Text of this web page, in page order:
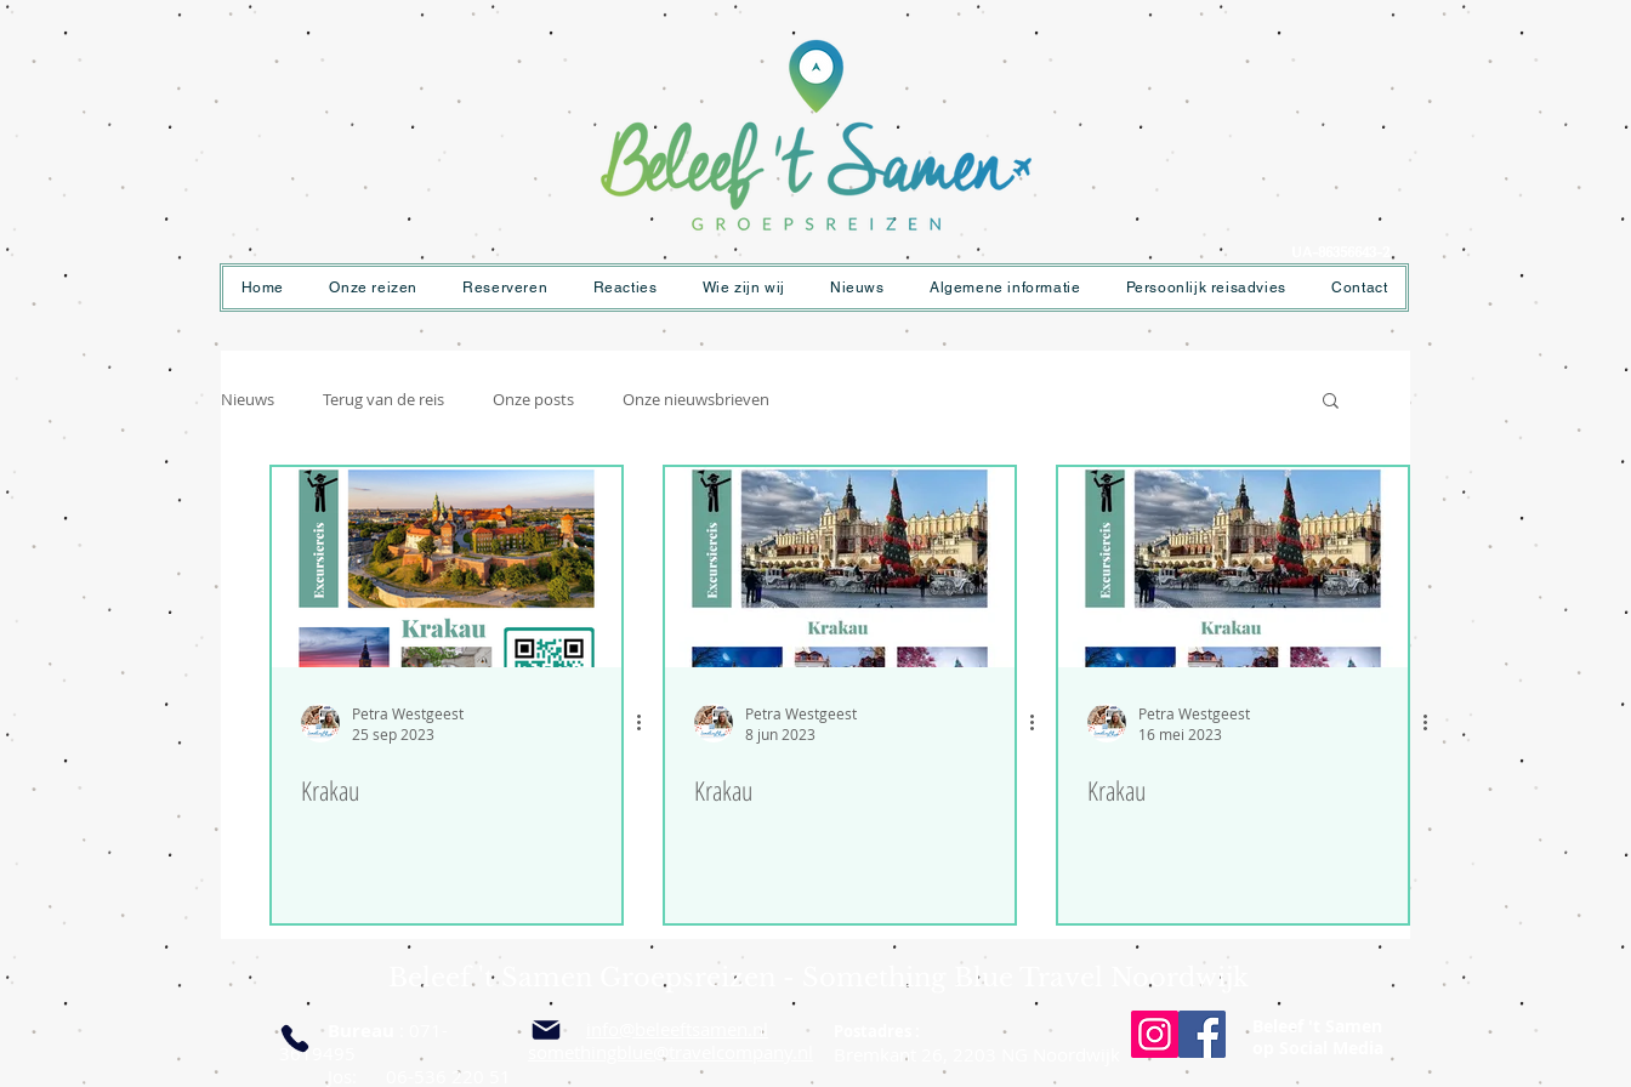
Home Onze reizen Reserveren Reacties Wie zijn wij Nieuws Algemene informatie Persoonlijk reisadvies Contact
Nieuws Terug van de reis Onze posts Onze nieuwsbrieven
Petra Westgeest
25 sep 2023
Krakau
Petra Westgeest
8 jun 2023
Krakau
Petra Westgeest
16 mei 2023
Krakau
Beleef 't Samen Groepsreizen - Something Blue Travel Noordwijk
Bureau
3619495
os: 06-536 220 51
info@beleeftsamen.nl
somethingblue@travelcompany.nl
Bremkant 26, 2203 NG Noordwijk
Beleef 't Samen